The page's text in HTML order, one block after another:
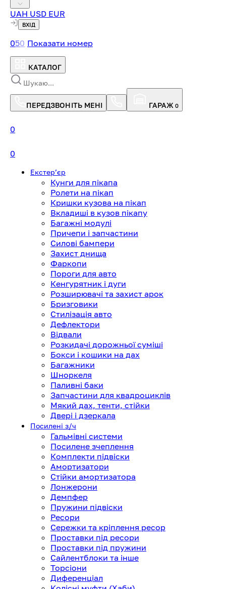
UAH USD EUR
ВХІД
050 Показати номер
КАТАЛОГ
ПЕРЕДЗВОНІТЬ МЕНІ ГАРАЖ 0
0
0
Екстерʼєр
Кунги для пікапа
Ролети на пікап
Кришки кузова на пікап
Вкладиші в кузов пікапу
Багажні модулі
Причепи і запчастини
Силові бампери
Захист днища
Фаркопи
Пороги для авто
Кенгурятник і дуги
Розширювачі та захист арок
Бризговики
Стилізація авто
Дефлектори
Відвали
Розкидачі дорожньої суміші
Бокси і кошики на дах
Багажники
Шноркеля
Паливні баки
Запчастини для квадроциклів
Мякий дах, тенти, стійки
Двері і дзеркала
Посилені з/ч
Гальмівні системи
Посилене зчеплення
Комплекти підвіски
Амортизатори
Стійки амортизатора
Лонжерони
Демпфер
Пружини підвіски
Ресори
Сережки та кріплення ресор
Проставки під ресори
Проставки під пружини
Сайлентблоки та інше
Торсіони
Диференціал